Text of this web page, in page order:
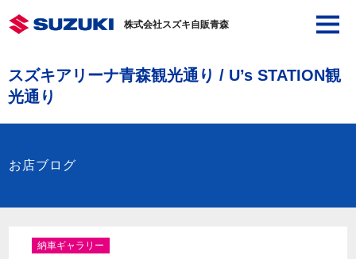
株式会社スズキ自販青森
スズキアリーナ青森観光通り / U’s STATION観
光通り
お店ブログ
納車ギャラリー